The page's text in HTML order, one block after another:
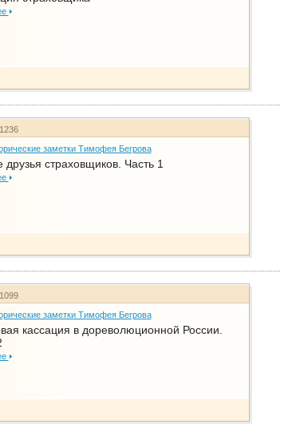
заметки Тимофея Бегрова
друзья страховщиков. Часть 1
заметки Тимофея Бегрова
кассация в дореволюционной России.